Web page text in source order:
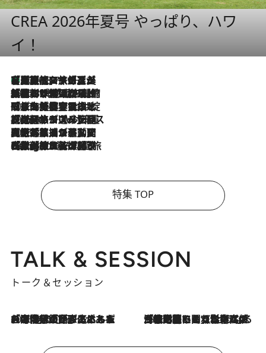
CREA 2026年夏号 やっぱり、ハワ
イ！
2026.8.7
【厳選旅コスメ】「多機能アイテムがメイン！」旅好き美容エディターが選んだ夏旅ベストコスメを発表【Mサイズジップ】
2026.8.6
「荷物が増えるほど旅ストレスは増す」美容ジャーナリストがたどり着いた最終結論。“化粧品を劇的に減らす”感動の凝縮美容とは
2026.8.6
「旅先には金髪ウィッグを持参」日本と同じメイクでは損してる!? 美容ジャーナリストが提案する“掟破りの旅美容”とは
2026.8.6
【厳選旅コスメ】「身軽さ＆UV対策重視！」ヘアアーティストshucoが選んだ夏旅ベストコスメを発表【Mサイズジップ】
2026.8.5
【厳選旅コスメ】国内をあちこち移動する河井菜摘が選んだ夏旅ベストコスメ発表！「リラックスアイテムはマスト」【Mサイズジップ】
2026.8.4
【厳選旅コスメ】「紫外線＆乾燥対策しながらメイク感も！」ヘア＆メイクGeorgeが選んだ夏旅ベストコスメを発表！【Mサイズジップ】
特集 TOP
TALK & SESSION
トーク＆セッション
2026.8.3
「今後値上げがあるとすれば…」「リスクがあるのは今年の冬」エネルギー専門家が語る、ホルムズ海峡封鎖が家庭にもたらす“ある心配” 2026.8.3
「住宅建てられない…」「サーチャージ料の高値が続いている」ホルムズ海峡封鎖による影響はいつまで続く？《エネルギー専門家に聞く“どうなる日本の暮らし”》